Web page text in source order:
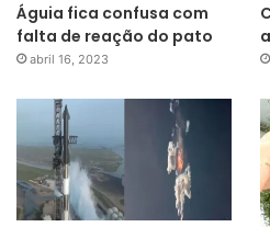
Águia fica confusa com
falta de reação do pato
abril 16, 2023